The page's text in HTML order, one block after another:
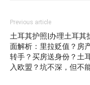
Previous article
土耳其护照|办理土耳其
面解析：里拉贬值？房
转手？买房送身份？土
入欧盟？坑不深，但不